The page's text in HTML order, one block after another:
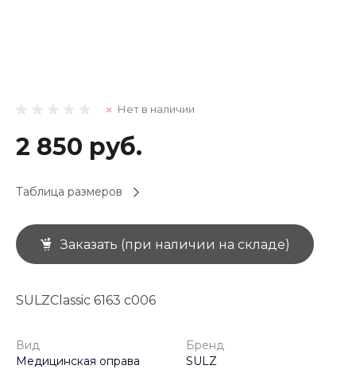
Нет в наличии
2 850 руб.
Таблица размеров
Заказать (при наличии на складе)
SULZClassic 6163 c006
Вид
Медицинская оправа
Бренд
SULZ